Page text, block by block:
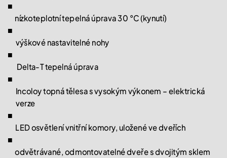
■
nízkoteplotní tepelná úprava 30 °C (kynutí)
■
výškové nastavitelné nohy
■
Delta-T tepelná úprava
■
Incoloy topná tělesa s vysokým výkonem – elektrická
verze
■
LED osvětlení vnitřní komory, uložené ve dveřích
■
odvětrávané, odmontovatelné dveře s dvojitým sklem